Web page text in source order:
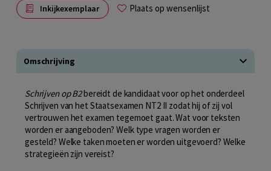
Inkijkexemplaar Plaats op wensenlijst
Omschrijving
Schrijven op B2bereidt de kandidaat voor op het onderdeel
Schrijven van het Staatsexamen NT2 II zodat hij of zij vol
vertrouwen het examen tegemoet gaat. Wat voor teksten
worden er aangeboden? Welk type vragen worden er
gesteld? Welke taken moeten er worden uitgevoerd? Welke
strategieën zijn vereist?